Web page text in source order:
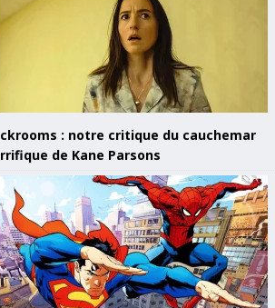
: notre critique du cauchemar
de Kane Parsons